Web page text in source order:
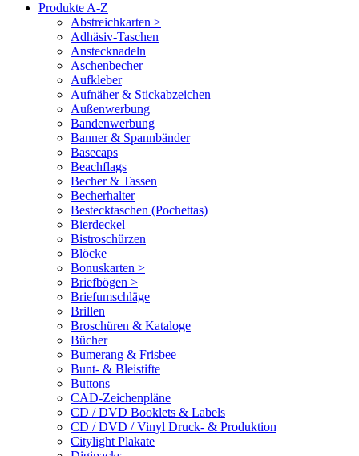
Produkte A-Z
Abstreichkarten >
Adhäsiv-Taschen
Anstecknadeln
Aschenbecher
Aufkleber
Aufnäher & Stickabzeichen
Außenwerbung
Bandenwerbung
Banner & Spannbänder
Basecaps
Beachflags
Becher & Tassen
Becherhalter
Bestecktaschen (Pochettas)
Bierdeckel
Bistroschürzen
Blöcke
Bonuskarten >
Briefbögen >
Briefumschläge
Brillen
Broschüren & Kataloge
Bücher
Bumerang & Frisbee
Bunt- & Bleistifte
Buttons
CAD-Zeichenpläne
CD / DVD Booklets & Labels
CD / DVD / Vinyl Druck- & Produktion
Citylight Plakate